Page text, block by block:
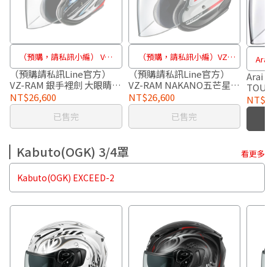
（預購，請私訊小編） VZ-
RAM 銀手裡劍 大眼睛
56DESIGN限定
（預購請私訊Line官方）
VZ-RAM 銀手裡劍 大眼睛
56DESIGN限定
NT$26,600
已售完
（預購，請私訊小編）VZ-
RAM NAKANO五芒星
56DESIGN限定
（預購請私訊Line官方）
VZ-RAM NAKANO五芒星
大眼睛 56DESIGN限定
NT$26,600
已售完
Arai
Arai
Kabuto(OGK) 3/4罩 看更多
Kabuto(OGK) EXCEED-2